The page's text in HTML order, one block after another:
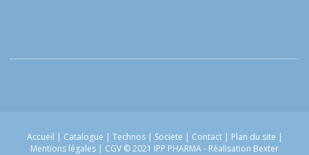
Accueil | Catalogue | Technos | Societe | Contact | Plan du site |
Mentions légales | CGV © 2021 IPP PHARMA - Réalisation Bexter